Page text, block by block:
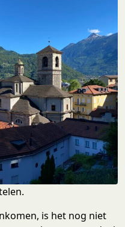
is het nog niet